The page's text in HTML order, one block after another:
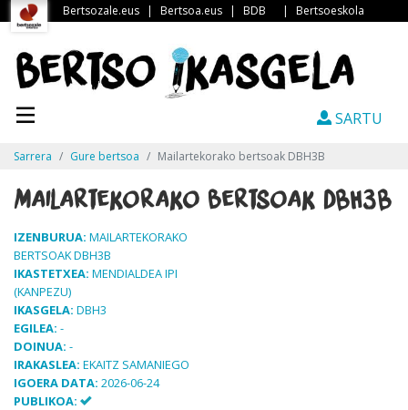
Bertsozale.eus | Bertsoa.eus | BDB | Bertsoeskola
SARTU
Sarrera Gure bertsoa Mailartekorako bertsoak DBH3B
Mailartekorako bertsoak DBH3B
IZENBURUA: MAILARTEKORAKO
BERTSOAK DBH3B
IKASTETXEA: MENDIALDEA IPI
(KANPEZU)
IKASGELA: DBH3
EGILEA: -
DOINUA: -
IRAKASLEA: EKAITZ SAMANIEGO
IGOERA DATA: 2026-06-24
PUBLIKOA: